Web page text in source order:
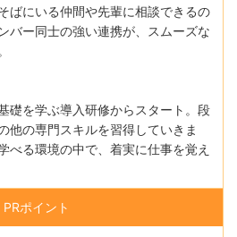
ばにいる仲間や先輩に相談できるの
バー同士の強い連携が、スムーズな
礎を学ぶ導入研修からスタート。段
他の専門スキルを習得していきま
べる環境の中で、着実に仕事を覚え
PRポイント